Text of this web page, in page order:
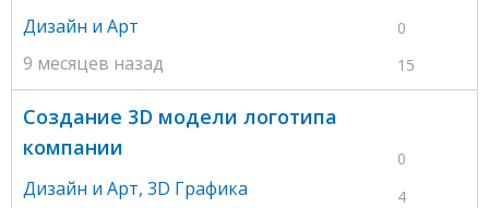
0
15
Дизайн и Арт
9 месяцев назад
0
4
Создание 3D модели логотипа
компании
Дизайн и Арт, 3D Графика